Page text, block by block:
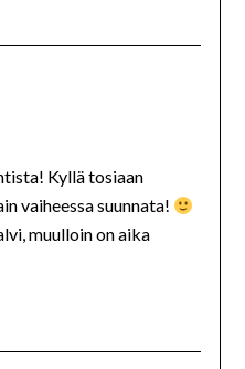
Kyllä tosiaan
vaiheessa suunnata!
muulloin on aika